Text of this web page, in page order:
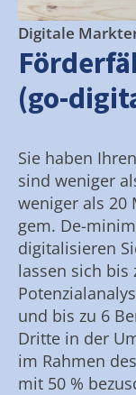
Digitale
(go-
Sie haben
sind weniger
weniger als 20
gem. De-
digitalisieren
lassen sich bis
und bis zu 6
Dritte in der
im Rahmen
mit 50 %